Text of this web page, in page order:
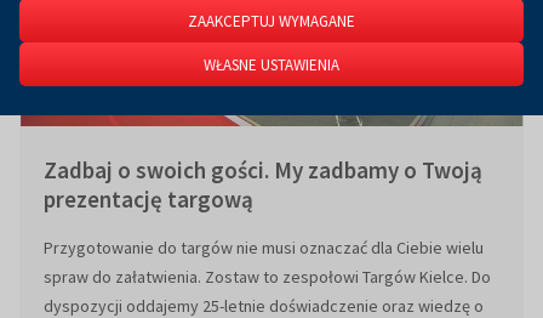
Zadbaj o swoich gości. My zadbamy o Twoją
prezentację targową
Przygotowanie do targów nie musi oznaczać dla Ciebie wielu
spraw do załatwienia. Zostaw to zespołowi Targów Kielce. Do
dyspozycji oddajemy 25-letnie doświadczenie oraz wiedzę o
ZAAKCEPTUJ WYMAGANE
WŁASNE USTAWIENIA